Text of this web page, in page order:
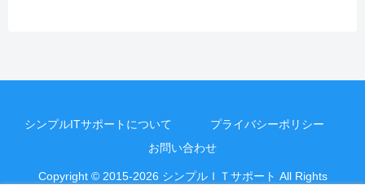
シンプルITサポートについて
プライバシーポリシー
お問い合わせ
Copyright © 2015-2026 シンプルＩＴサポート All Rights